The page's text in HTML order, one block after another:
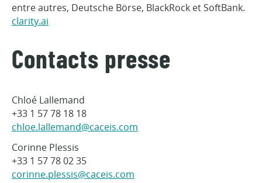
entre autres, Deutsche Börse, BlackRock et SoftBank.
clarity.ai
Contacts presse
Chloé Lallemand
+33 1 57 78 18 18
chloe.lallemand@caceis.com
Corinne Plessis
+33 1 57 78 02 35
corinne.plessis@caceis.com